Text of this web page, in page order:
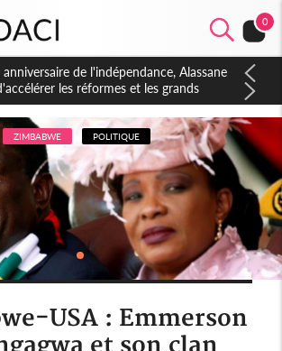
0
Amadou Oury Bah admire le modèle
inspirer pour accélérer le développement
ZIMBABWE POLITIQUE
USA : Emmerson